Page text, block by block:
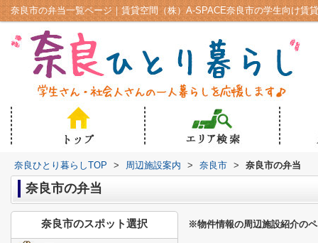
奈良市の弁当一覧ページ｜賃貸空間（株）A-SPACE奈良市の学生向け賃貸
奈良ひとり暮らしTOP > 周辺施設案内 > 奈良市 > 奈良市の弁当
奈良市の弁当
※物件情報の周辺施設紹介の
奈良市のスポット選択